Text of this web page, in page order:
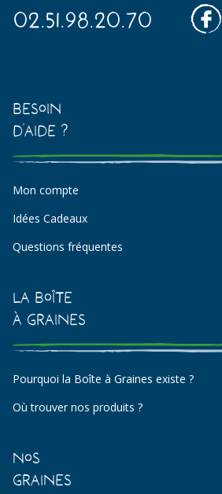
02.51.98.20.70
Besoin
d'aide ?
Mon compte
Idées Cadeaux
Questions fréquentes
La Boîte
à Graines
Pourquoi la Boîte à Graines existe ?
Où trouver nos produits ?
Nos
Graines